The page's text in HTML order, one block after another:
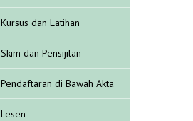
Kursus dan Latihan
Skim dan Pensijilan
Pendaftaran di Bawah Akta
Lesen